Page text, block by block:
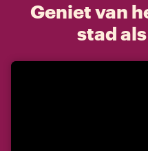
Geniet van
stad